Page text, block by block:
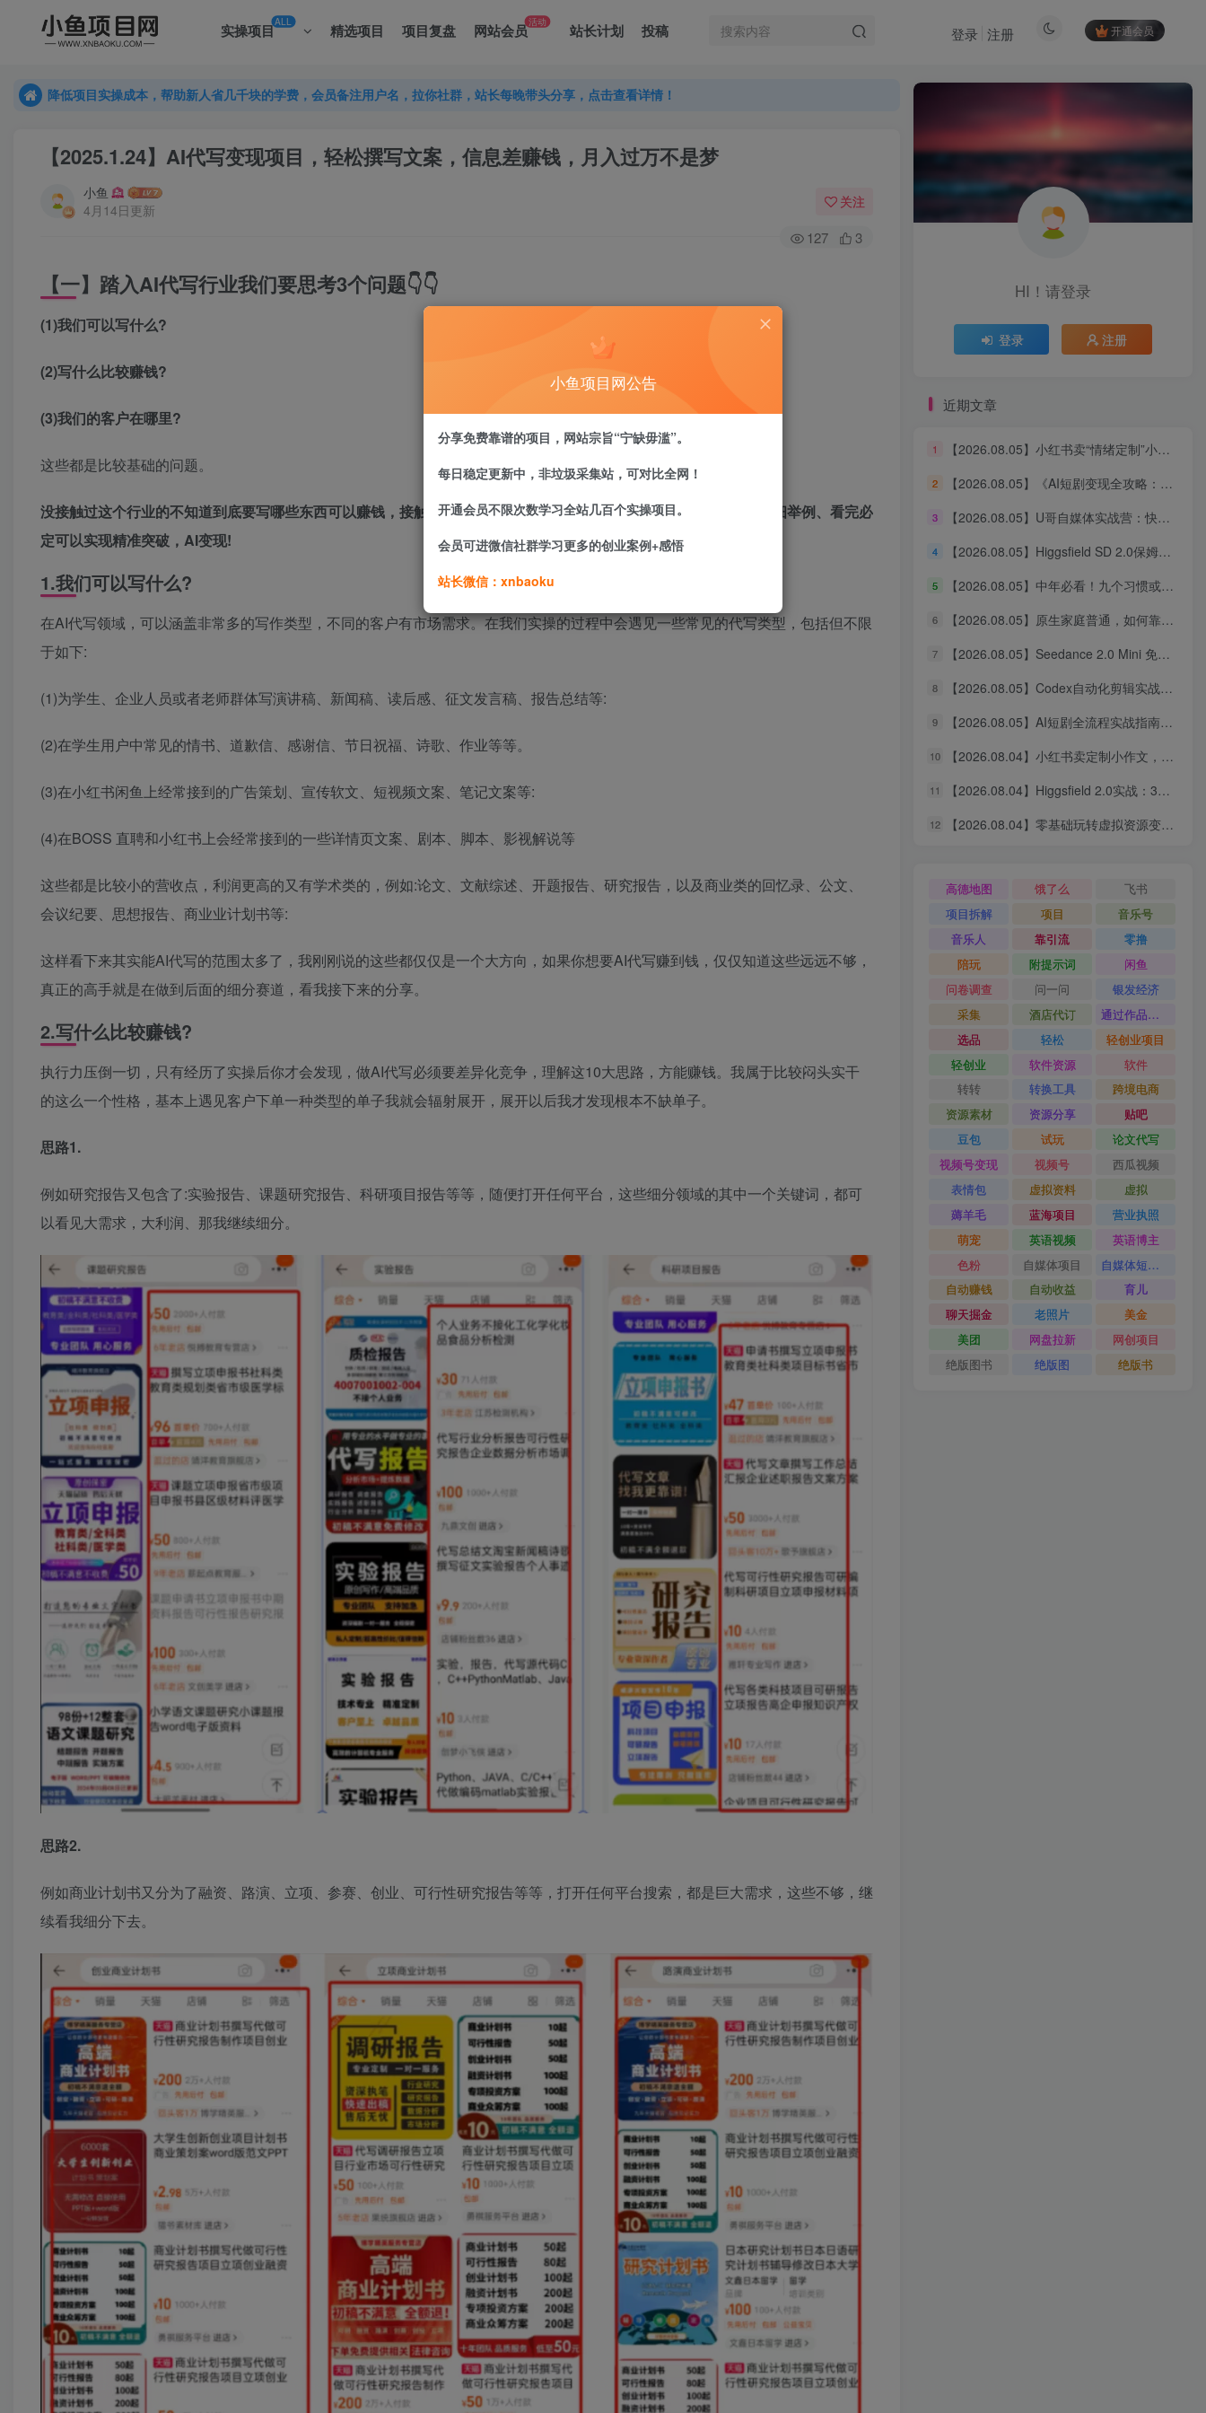
实操项目ALL 精选项目 项目复盘 网站会员活动 站长计划 投稿 开通会员
登录 注册
降低项目实操成本，帮助新人省几千块的学费，会员备注用户名，拉你社群，站长每晚带头分享，点击查看详情！
降低项目实操成本，帮助新人省几千块的学费，会员备注用户名，拉你社群，站长每晚带头分享，点击查看详情！
【2025.1.24】AI代写变现项目，轻松撰写文案，信息差赚钱，月入过万不是梦
小鱼
4月14日更新
关注
127 3
【一】踏入AI代写行业我们要思考3个问题👇👇
(1)我们可以写什么?
(2)写什么比较赚钱?
(3)我们的客户在哪里?
这些都是比较基础的问题。
没接触过这个行业的不知道到底要写哪些东西可以赚钱，接触到这个行业的可能不知道我们的客户在哪里，这里我详细举例、看完必
定可以实现精准突破，AI变现!
1.我们可以写什么?
在AI代写领域，可以涵盖非常多的写作类型，不同的客户有市场需求。在我们实操的过程中会遇见一些常见的代写类型，包括但不限
于如下:
(1)为学生、企业人员或者老师群体写演讲稿、新闻稿、读后感、征文发言稿、报告总结等:
(2)在学生用户中常见的情书、道歉信、感谢信、节日祝福、诗歌、作业等等。
(3)在小红书闲鱼上经常接到的广告策划、宣传软文、短视频文案、笔记文案等:
(4)在BOSS 直聘和小红书上会经常接到的一些详情页文案、剧本、脚本、影视解说等
这些都是比较小的营收点，利润更高的又有学术类的，例如:论文、文献综述、开题报告、研究报告，以及商业类的回忆录、公文、
会议纪要、思想报告、商业业计划书等:
这样看下来其实能AI代写的范围太多了，我刚刚说的这些都仅仅是一个大方向，如果你想要AI代写赚到钱，仅仅知道这些远远不够，
真正的高手就是在做到后面的细分赛道，看我接下来的分享。
2.写什么比较赚钱?
执行力压倒一切，只有经历了实操后你才会发现，做AI代写必须要差异化竞争，理解这10大思路，方能赚钱。我属于比较闷头实干
的这么一个性格，基本上遇见客户下单一种类型的单子我就会辐射展开，展开以后我才发现根本不缺单子。
思路1.
例如研究报告又包含了:实验报告、课题研究报告、科研项目报告等等，随便打开任何平台，这些细分领域的其中一个关键词，都可
以看见大需求，大利润、那我继续细分。
思路2.
例如商业计划书又分为了融资、路演、立项、参赛、创业、可行性研究报告等等，打开任何平台搜索，都是巨大需求，这些不够，继
续看我细分下去。
HI！请登录
登录 注册
近期文章
1 【2026.08.05】小红书卖“情绪定制”小服务，客单价6.88-14.88，227天狂出2万+单，净赚13万+
2 【2026.08.05】《AI短剧变现全攻略：婆媳题材引爆女性流量，四大变现路径一次打通》
3 【2026.08.05】U哥自媒体实战营：快速起号、引爆流量、打造爆款内容能力
4 【2026.08.05】Higgsfield SD 2.0保姆级教程：3分钟真人AI影视剧从0到1完整实操
5 【2026.08.05】中年必看！九个习惯或能助你更长寿
6 【2026.08.05】原生家庭普通，如何靠个人努力实现阶层跃升？这几点建议值得收藏
7 【2026.08.05】Seedance 2.0 Mini 免费无限用：10秒视频、9图+3音频全解锁！
8 【2026.08.05】Codex自动化剪辑实战：DeepSeek V4 Pro多API联动，图文成片Skill全流程拆解
9 【2026.08.05】AI短剧全流程实战指南：从爆款拆解到成片交付，掌握高效工作流与审美进阶秘籍
10 【2026.08.04】小红书卖定制小作文，9.9元一单狂卖1万+，普通人的轻资产搞钱路子
11 【2026.08.04】Higgsfield 2.0实战：3分钟真人AI影视剧全流程拆解，14天无限生成秘籍
12 【2026.08.04】零基础玩转虚拟资源变现：四大赛道实操指南，手把手教你搭建个人盈利体系
高德地图 饿了么
飞书
项目拆解
项目
音乐号
音乐人
靠引流
零撸
陪玩
附提示词
闲鱼
问卷调查
问一问
银发经济
采集
酒店代订
通过作品流量
选品
轻松
轻创业项目
轻创业
软件资源
软件
转转
转换工具
跨境电商
资源素材
资源分享
贴吧
豆包
试玩
论文代写
视频号变现
视频号
西瓜视频
表情包
虚拟资料
虚拟
薅羊毛
蓝海项目
营业执照
萌宠
英语视频
英语博主
色粉
自媒体项目
自媒体短视频
自动赚钱
自动收益
育儿
聊天掘金
老照片
美金
美团
网盘拉新
网创项目
绝版图书
绝版图 绝版书
1.我们可以写什么?
2.写什么比较赚钱?
登录 注册
创业者的第一个付费社群
【2026.08.05】小红书卖“情绪定制”小服务，客单价6.88-14.88，227天狂出2万+单，净赚13万+
【2026.08.05】Higgsfield SD 2.0保姆级教程：3分钟真人AI影视剧从0到1完整实操
【2026.08.05】中年必看！九个习惯或能助你更长寿
【2026.08.05】原生家庭普通，如何靠个人努力实现阶层跃升？这几点建议值得收藏
【2026.08.05】Seedance 2.0 Mini 免费无限用：10秒视频、9图+3音频全解锁！
【2026.08.05】Codex自动化剪辑实战：DeepSeek V4 Pro多API联动，图文成片Skill全流程拆解
【2026.08.05】AI短剧全流程实战指南：从爆款拆解到成片交付，掌握高效工作流与审美进阶秘籍
【2026.08.04】小红书卖定制小作文，9.9元一单狂卖1万+，普通人的轻资产搞钱路子
【2026.08.04】Higgsfield 2.0实战：3分钟真人AI影视剧全流程拆解，14天无限生成秘籍
【2026.08.04】零基础玩转虚拟资源变现：四大赛道实操指南，手把手教你搭建个人盈利体系
小鱼项目网公告
分享免费靠谱的项目，网站宗旨“宁缺毋滥”。
每日稳定更新中，非垃圾采集站，可对比全网！
开通会员不限次数学习全站几百个实操项目。
会员可进微信社群学习更多的创业案例+感悟
站长微信：xnbaoku